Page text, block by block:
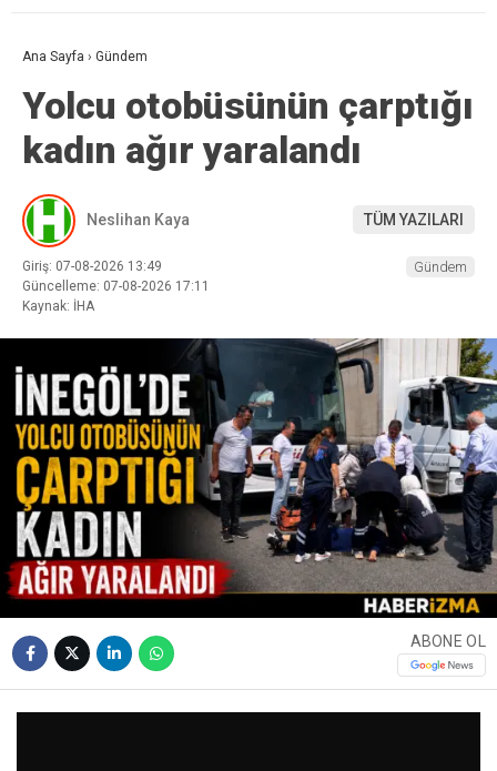
Ana Sayfa › Gündem
Yolcu otobüsünün çarptığı
kadın ağır yaralandı
Neslihan Kaya TÜM YAZILARI
Giriş: 07-08-2026 13:49
Güncelleme: 07-08-2026 17:11
Kaynak: İHA
Gündem
ABONE OL